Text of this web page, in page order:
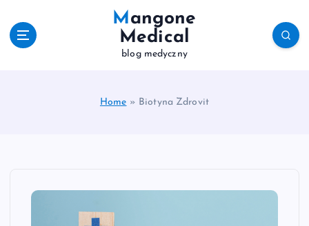
Mangone
Medical
blog medyczny
Home » Biotyna Zdrovit